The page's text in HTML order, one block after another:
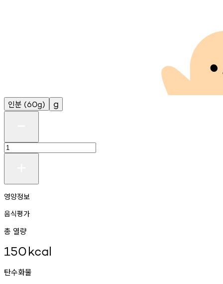
인분 (60g) g
영양정보
음식평가
총 열량
150kcal
탄수화물